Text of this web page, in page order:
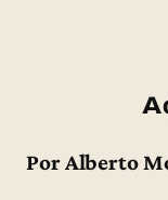
Por Alberto